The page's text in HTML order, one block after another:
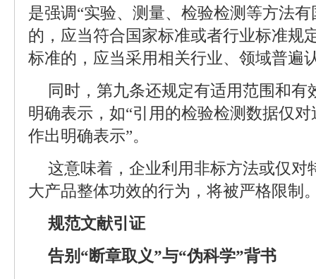
是强调“实验、测量、检验检测等方法
的，应当符合国家标准或者行业标准规
标准的，应当采用相关行业、领域普遍
同时，第九条还规定有适用范围和有
明确表示，如“引用的检验检测数据仅
作出明确表示”。
这意味着，企业利用非标方法或仅对
大产品整体功效的行为，将被严格限制
规范文献引证
告别“断章取义”与“伪科学”背书